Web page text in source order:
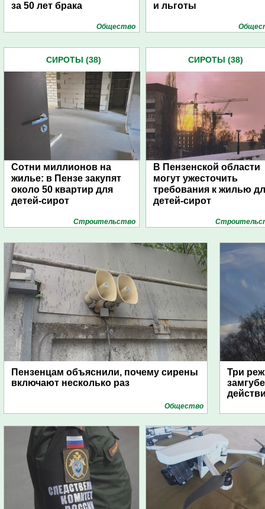
за 50 лет брака
Общество
и льготы
СИРОТЫ (38)
Сотни миллионов на
жилье: в Пензе закупят
около 50 квартир для
детей-сирот
Строительство
СИРОТЫ (38)
В Пензенской области
могут ужесточить
требования к жилью
детей-сирот
Пензенцам объяснили, почему сирены
включают несколько раз
Общество
Три